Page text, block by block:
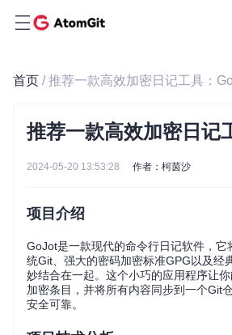
首页 / 推荐一款高效加密日记工具：
推荐一款高效加密日记
2024-05-20 13:53:28 作者：柯茵沙
项目介绍
GoJot是一款现代的命令行日记软件，它
统Git、强大的密码加密标准GPG以及经
妙结合在一起。这个小巧的应用程序让
加密条目，并将所有内容同步到一个Git
安全可靠。